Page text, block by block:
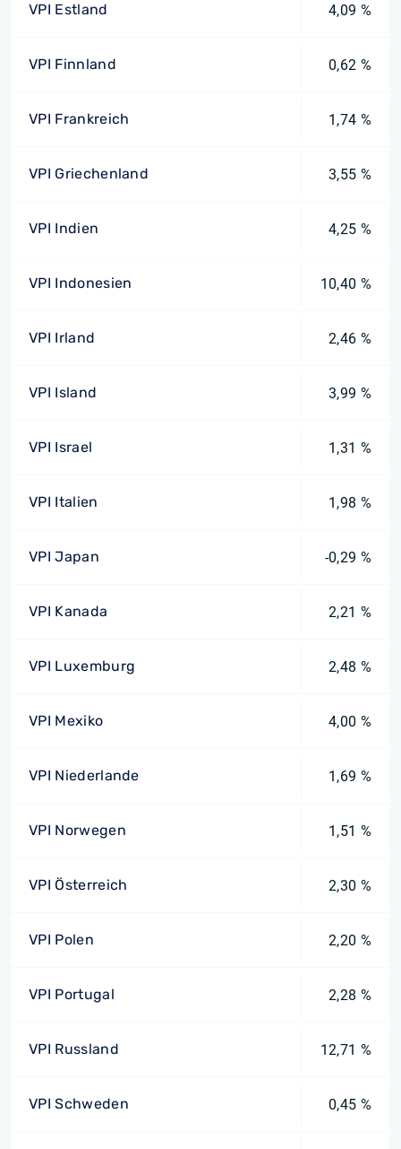
VPI Estland 4,09 %
VPI Finnland 0,62 %
VPI Frankreich 1,74 %
VPI Griechenland 3,55 %
VPI Indien 4,25 %
VPI Indonesien 10,40 %
VPI Irland 2,46 %
VPI Island 3,99 %
VPI Israel 1,31 %
VPI Italien 1,98 %
VPI Japan -0,29 %
VPI Kanada 2,21 %
VPI Luxemburg 2,48 %
VPI Mexiko 4,00 %
VPI Niederlande 1,69 %
VPI Norwegen 1,51 %
VPI Österreich 2,30 %
VPI Polen 2,20 %
VPI Portugal 2,28 %
VPI Russland 12,71 %
VPI Schweden 0,45 %